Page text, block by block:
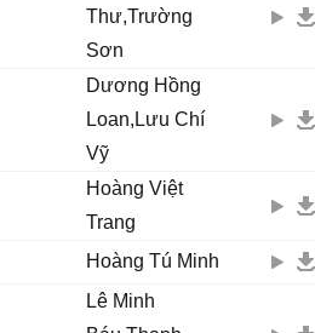
Thư,Trường
Sơn
Dương Hồng
Loan,Lưu Chí
Vỹ
Hoàng Việt
Trang
Hoàng Tú Minh
Lê Minh